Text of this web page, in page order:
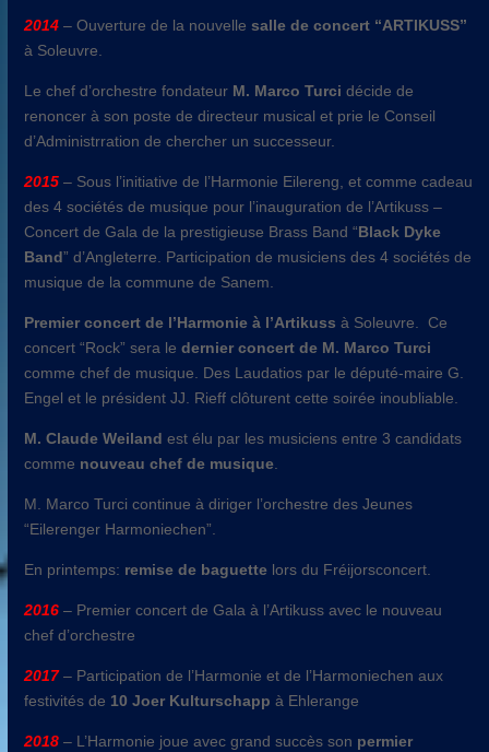
2014 – Ouverture de la nouvelle salle de concert “ARTIKUSS”
à Soleuvre.
Le chef d’orchestre fondateur M. Marco Turci décide de
renoncer à son poste de directeur musical et prie le Conseil
d’Administrration de chercher un successeur.
2015 – Sous l’initiative de l’Harmonie Eilereng, et comme cadeau
des 4 sociétés de musique pour l’inauguration de l’Artikuss –
Concert de Gala de la prestigieuse Brass Band “Black Dyke
Band” d’Angleterre. Participation de musiciens des 4 sociétés de
musique de la commune de Sanem.
Premier concert de l’Harmonie à l’Artikuss à Soleuvre. Ce
concert “Rock” sera le dernier concert de M. Marco Turci
comme chef de musique. Des Laudatios par le député-maire G.
Engel et le président JJ. Rieff clôturent cette soirée inoubliable.
M. Claude Weiland est élu par les musiciens entre 3 candidats
comme nouveau chef de musique
M. Marco Turci continue à diriger l’orchestre des Jeunes
“Eilerenger Harmoniechen”.
En printemps: remise de baguette lors du Fréijorsconcert.
2016 – Premier concert de Gala à l’Artikuss avec le nouveau
chef d’orchestre
2017– Participation de l’Harmonie et de l’Harmoniechen aux
festivités de 10 Joer Kulturschapp à Ehlerange
2018 – L’Harmonie joue avec grand succès son permier